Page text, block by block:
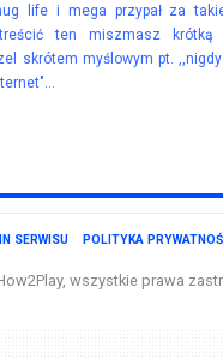
life i mega przypał za
ten miszmasz krótką
skrótem myślowym pt.
SERWISU POLITYKA
wszystkie prawa